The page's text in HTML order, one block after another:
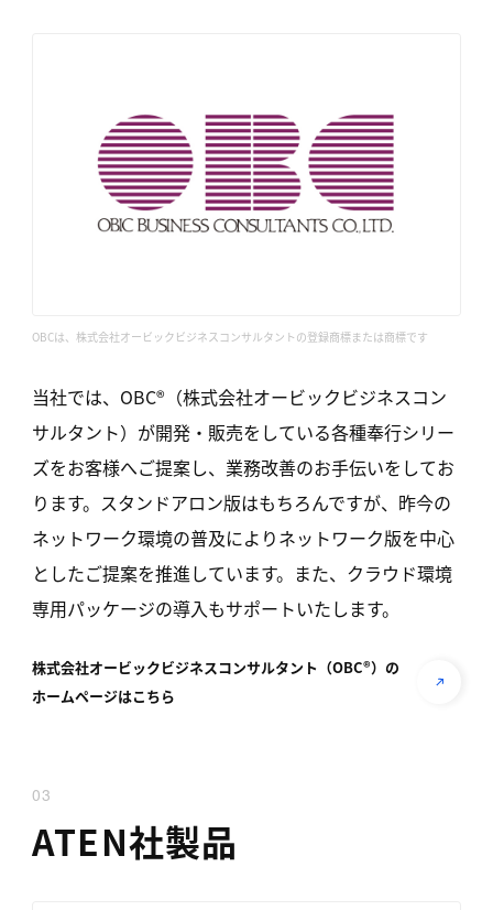
OBCは、株式会社オービックビジネスコンサルタントの登録商標または商標です
当社では、OBC®（株式会社オービックビジネスコン
サルタント）が開発・販売をしている各種奉行シリー
ズをお客様へご提案し、業務改善のお手伝いをしてお
ります。スタンドアロン版はもちろんですが、昨今の
ネットワーク環境の普及によりネットワーク版を中心
としたご提案を推進しています。また、クラウド環境
専用パッケージの導入もサポートいたします。
株式会社オービックビジネスコンサルタント（OBC®）の
ホームページはこちら
03
ATEN社製品